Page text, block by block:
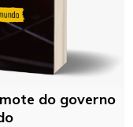
do governo